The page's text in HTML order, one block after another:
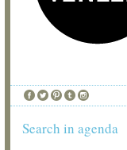
Search in agenda